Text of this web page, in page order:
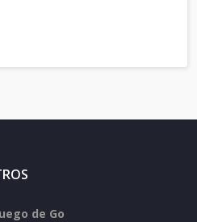
de Go